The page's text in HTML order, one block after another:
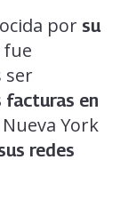
por su
fue
ser
facturas en
York
redes